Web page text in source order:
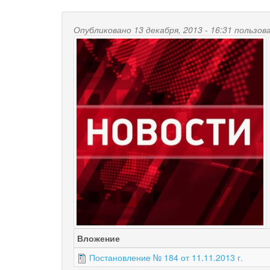
Опубликовано 13 декабря, 2013 - 16:31
Вложение
Постановление № 184 от 11.11.2013 г.